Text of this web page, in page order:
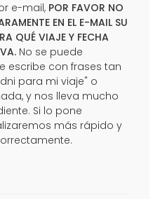
e-mail, POR FAVOR NO
EN EL E-MAIL SU
QUÉ VIAJE Y FECHA
No se puede
escribe con frases tan
para mi viaje" o
y nos lleva mucho
Si lo pone
más rápido y